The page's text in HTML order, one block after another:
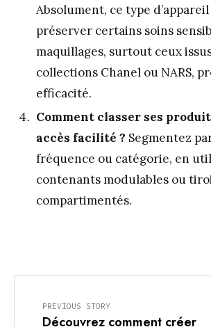
Absolument, ce type
préserver certains soins
maquillages, surtout ceux
collections Chanel ou NARS,
efficacité.
Comment classer ses
accès facilité ? Segmentez
fréquence ou catégorie, en
contenants modulables ou
compartimentés.
PREVIOUS STORY
Découvrez comment créer